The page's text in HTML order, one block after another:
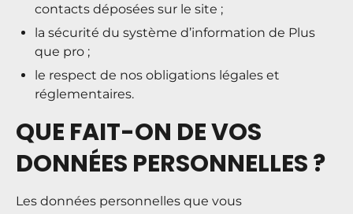
contacts déposées sur le site ;
la sécurité du système d’information de Plus
que pro ;
le respect de nos obligations légales et
réglementaires.
QUE FAIT-ON DE VOS
DONNÉES PERSONNELLES ?
Les données personnelles que vous